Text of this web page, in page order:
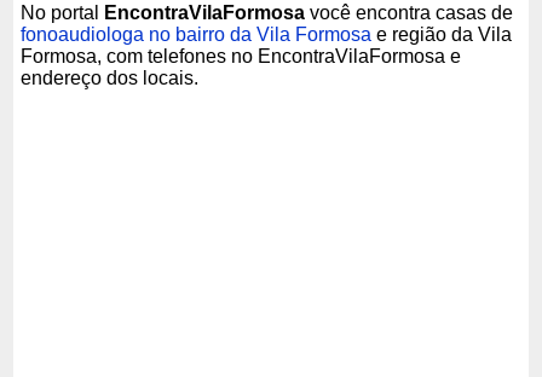
No portal EncontraVilaFormosa você encontra casas de
fonoaudiologa no bairro da Vila Formosa e região da Vila
Formosa, com telefones no EncontraVilaFormosa e
endereço dos locais.